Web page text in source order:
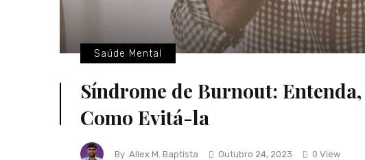
Saúde Mental
Síndrome de Burnout:
Como Evitá-la
By Allex M. Baptista Outubro 24, 2023 0 View